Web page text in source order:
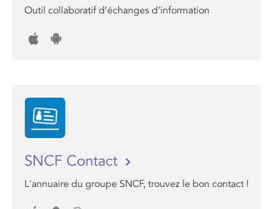
Outil collaboratif d’échanges d’information
SNCF Contact
L'annuaire du groupe SNCF, trouvez le bon contact !